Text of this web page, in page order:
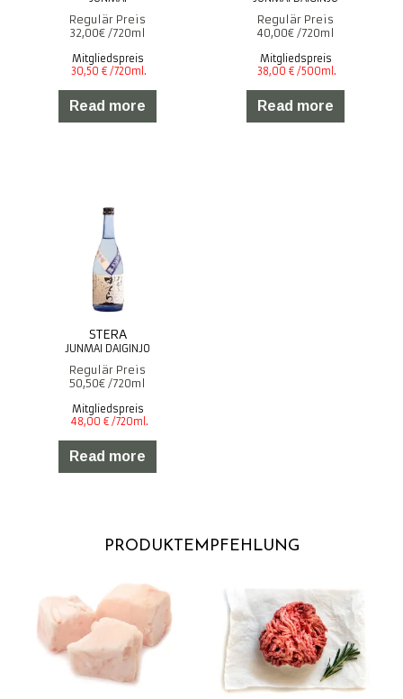
32,00€
Mitgliedspreis
Read more
40,00€
Mitgliedspreis
Read more
STERA
50,50€
Mitgliedspreis
Read more
PRODUKTEMPFEHLUNG